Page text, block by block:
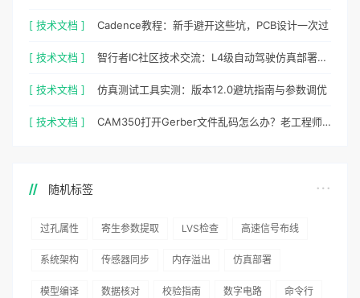
[ 技术文档 ] Cadence教程：新手避开这些坑，PCB设计一次过
[ 技术文档 ] 智行者IC社区技术交流：L4级自动驾驶仿真部署实操指南
[ 技术文档 ] 仿真测试工具实测：版本12.0避坑指南与参数调优
[ 技术文档 ] CAM350打开Gerber文件乱码怎么办？老工程师实测避坑指南
随机标签
过孔属性 寄生参数提取 LVS检查 高速信号布线
系统架构 传感器同步 内存溢出 仿真部署
模型编译 数据核对 校验指南 数字电路 命令行